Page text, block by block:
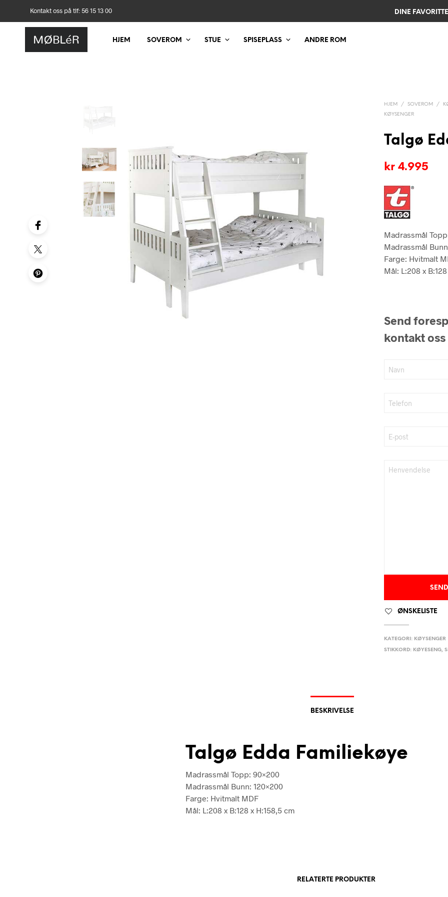
Kontakt oss på tlf: 56 15 13 00 DINE
HJEM SOVEROM STUE SPISEPLASS ANDRE ROM
HJEM / SOVEROM /
KØYSENGER
Talgø
kr 4.995
Madrassmål
Madrassmål
Farge: Hvitmalt
Mål: L:208 x
Send
kontakt oss
ØNSKELISTE
KATEGORI: KØYSENGER
STIKKORD: KØYESENG,
BESKRIVELSE
Talgø Edda Familiekøye
Madrassmål Topp: 90×200
Madrassmål Bunn: 120×200
Farge: Hvitmalt MDF
Mål: L:208 x B:128 x H:158,5 cm
RELATERTE PRODUKTER